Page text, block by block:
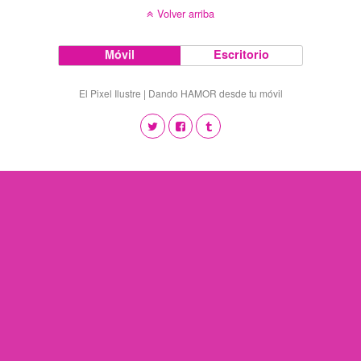
Volver arriba
Móvil Escritorio
El Pixel Ilustre | Dando HAMOR desde tu móvil